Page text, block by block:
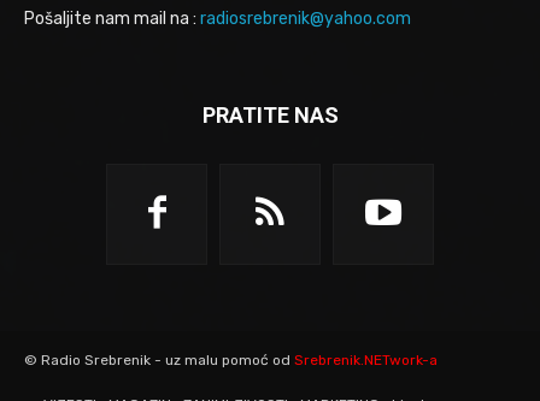
Pošaljite nam mail na : radiosrebrenik@yahoo.com
PRATITE NAS
© Radio Srebrenik - uz malu pomoć od Srebrenik.NETwork-a